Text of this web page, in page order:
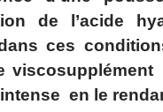
de l’acide
ces
en le